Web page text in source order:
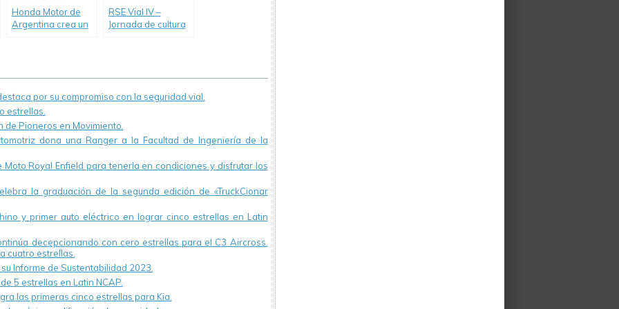
Honda Motor de
Argentina crea un
RSE Vial IV –
Jornada de cultura
por su compromiso con la seguridad vial.
estrellas.
Pioneros en Movimiento.
dona una Ranger a la Facultad de Ingeniería de la
Royal Enfield para tenerla en condiciones y disfrutar los
la graduación de la segunda edición de «TruckCionar
y primer auto eléctrico en lograr cinco estrellas en Latin
decepcionando con cero estrellas para el C3 Aircross.
cuatro estrellas.
Informe de Sustentabilidad 2023.
5 estrellas en Latin NCAP.
las primeras cinco estrellas para Kia.